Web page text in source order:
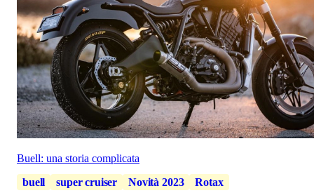
Buell: una storia complicata
buell
super cruiser Novità 2023 Rotax